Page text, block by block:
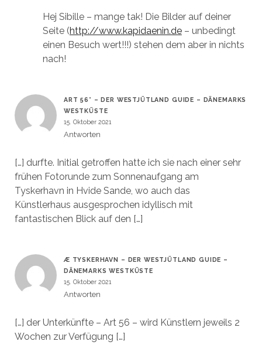
Hej Sibille – mange tak! Die Bilder auf deiner
Seite (http://www.kapidaenin.de– unbedingt
einen Besuch wert!!!) stehen dem aber in nichts
nach!
ART 56° – DER WESTJÜTLAND GUIDE – DÄNEMARKS
WESTKÜSTE
15. Oktober 2021
Antworten
[…] durfte. Initial getroffen hatte ich sie nach einer sehr
frühen Fotorunde zum Sonnenaufgang am
Tyskerhavn in Hvide Sande, wo auch das
Künstlerhaus ausgesprochen idyllisch mit
fantastischen Blick auf den […]
Æ TYSKERHAVN – DER WESTJÜTLAND GUIDE –
DÄNEMARKS WESTKÜSTE
15. Oktober 2021
Antworten
[…] der Unterkünfte – Art 56 – wird Künstlern jeweils 2
Wochen zur Verfügung […]